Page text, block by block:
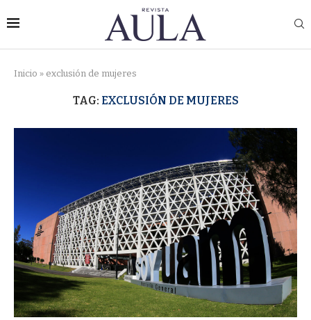
Inicio » exclusión de mujeres
TAG: EXCLUSIÓN DE MUJERES